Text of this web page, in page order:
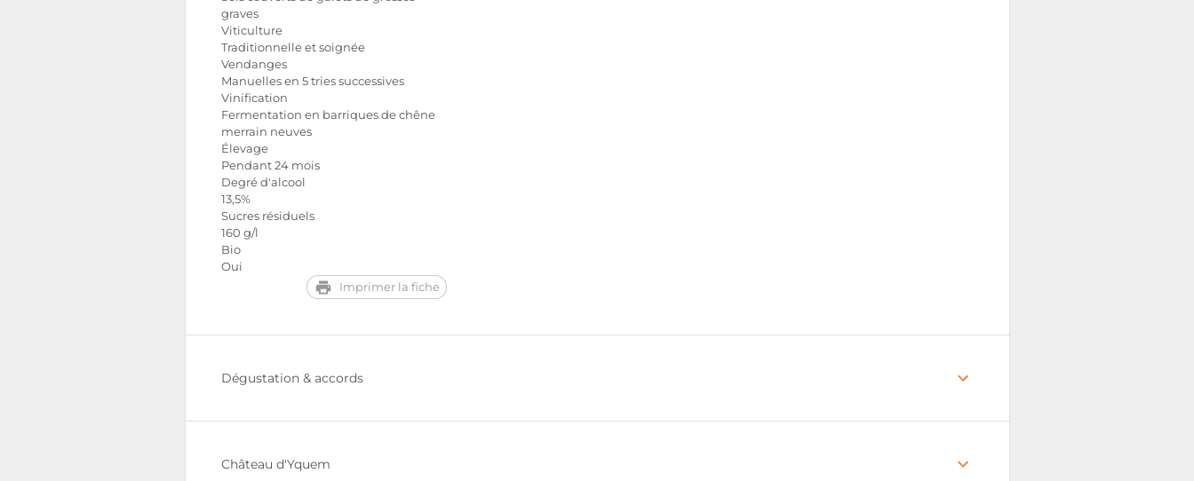
graves
Viticulture
Traditionnelle et soignée
Vendanges
Manuelles en 5 tries successives
Vinification
Fermentation en barriques de chêne
merrain neuves
Élevage
Pendant 24 mois
Degré d'alcool
13,5%
Sucres résiduels
160 g/l
Bio
Oui
Imprimer la fiche
Dégustation & accords
Château d'Yquem